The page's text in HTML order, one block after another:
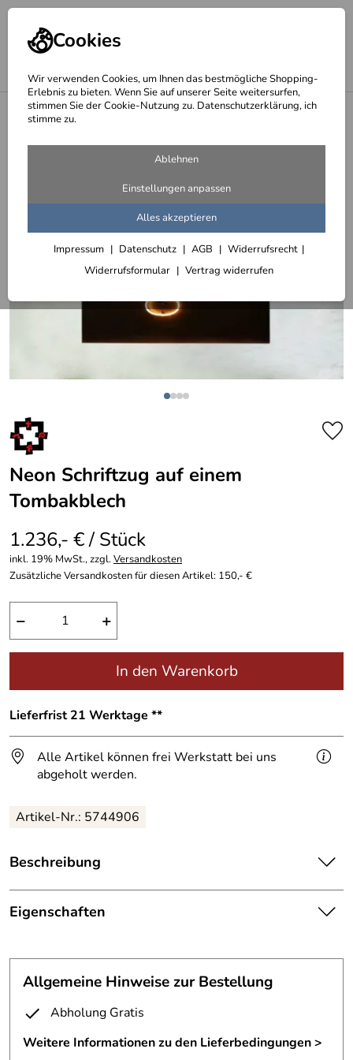
Cookies
Wir verwenden Cookies, um Ihnen das bestmögliche Shopping-
Erlebnis zu bieten. Wenn Sie auf unserer Seite weitersurfen,
stimmen Sie der Cookie-Nutzung zu. Datenschutzerklärung, ich
stimme zu.
Ablehnen
Einstellungen anpassen
Alles akzeptieren
Impressum Datenschutz AGB
Widerrufsrecht
Widerrufsformular
Vertrag widerrufen
Tombak, Bronze, Messing, Baubronze oder Schmiedebronze als Blech
Neon Schriftzug auf einem
Tombakblech
1.236,- € / Stück
inkl. 19% MwSt., zzgl.Versandkosten
Zusätzliche Versandkosten für diesen Artikel: 150,- €
− +
In den Warenkorb
Lieferfrist 21 Werktage **
Alle Artikel können frei Werkstatt bei uns
abgeholt werden.
Artikel-Nr.: 5744906
Beschreibung
Neon Schriftzug auf einem Tombakblech.
Trägerplatte aus CuZn1(Tombak) und Montage von
ca. 1000x750mm mit rückseitiger, nicht sichtbarer
Einmessung, Positionierung der Befestigungspunkte der
Leuchtbuchstaben,
Eigenschaften
Breite:
Blech 1 Meter
Material:
3 mm Tombak, Neonbuchstaben
Oberfläche:
feingeschliffen und patiniert
Allgemeine Hinweise zur Bestellung
Abholung Gratis
Weitere Informationen zu den Lieferbedingungen >